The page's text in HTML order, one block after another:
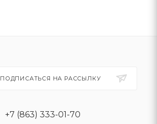
ПОДПИСАТЬСЯ НА РАССЫЛКУ
+7 (863) 333-01-70